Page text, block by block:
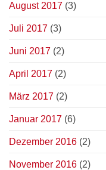
August 2017 (3)
Juli 2017 (3)
Juni 2017 (2)
April 2017 (2)
März 2017 (2)
Januar 2017 (6)
Dezember 2016 (2)
November 2016 (2)